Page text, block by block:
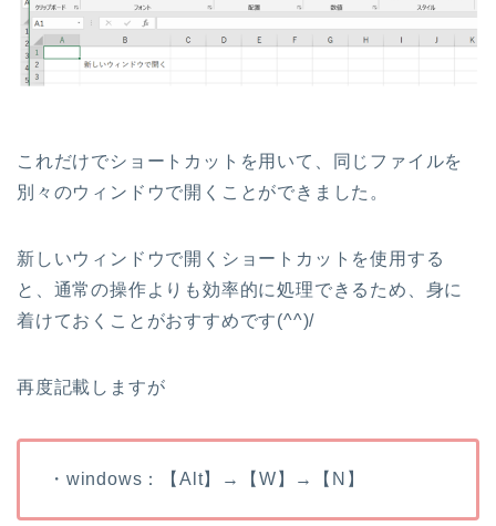
これだけでショートカットを用いて、同じファイルを
別々のウィンドウで開くことができました。
新しいウィンドウで開くショートカットを使用する
と、通常の操作よりも効率的に処理できるため、身に
着けておくことがおすすめです(^^)/
再度記載しますが
・windows：【Alt】→【W】→【N】